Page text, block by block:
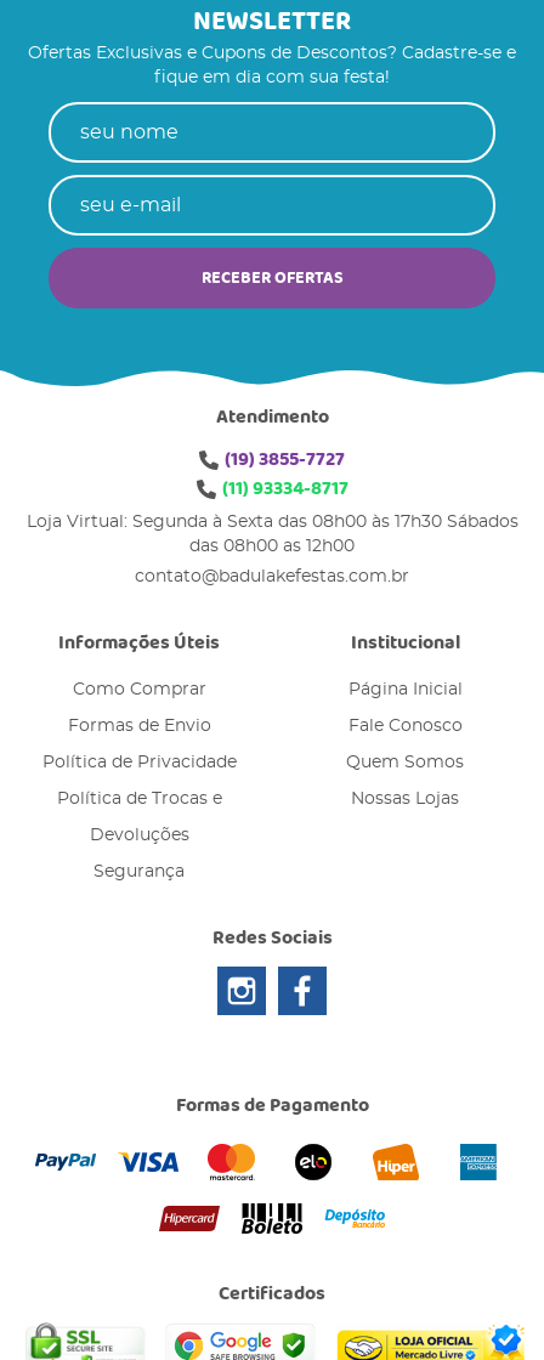
NEWSLETTER
Ofertas Exclusivas e Cupons de Descontos? Cadastre-se e
fique em dia com sua festa!
RECEBER OFERTAS
Atendimento
(19)3855-7727
(11)93334-8717
Loja Virtual: Segunda à Sexta das 08h00 às 17h30 Sábados
das 08h00 as 12h00
contato@badulakefestas.com.br
Informações Úteis
Como Comprar
Formas de Envio
Política de Privacidade
Política de Trocas e
Devoluções
Segurança
Institucional
Página Inicial
Fale Conosco
Quem Somos
Nossas Lojas
Redes Sociais
Formas de Pagamento
Certificados